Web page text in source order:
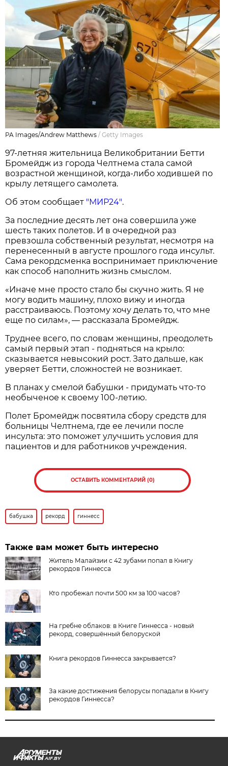
PA Images/Andrew Matthews /Getty Images
97-летняя жительница Великобритании Бетти
Бромейдж из города Челтнема стала самой
возрастной женщиной, когда-либо ходившей по
крылу летящего самолета.
Об этом сообщает "МИР24".
За последние десять лет она совершила уже
шесть таких полетов. И в очередной раз
превзошла собственный результат, несмотря на
перенесенный в августе прошлого года инсульт.
Сама рекордсменка воспринимает приключение
как способ наполнить жизнь смыслом.
«Иначе мне просто стало бы скучно жить. Я не
могу водить машину, плохо вижу и иногда
расстраиваюсь. Поэтому хочу делать то, что мне
еще по силам», — рассказала Бромейдж.
Труднее всего, по словам женщины, преодолеть
самый первый этап - подняться на крыло:
сказывается невысокий рост. Зато дальше, как
уверяет Бетти, сложностей не возникает.
В планах у смелой бабушки - придумать что-то
необыченое к своему 100-летию.
Полет Бромейдж посвятила сбору средств для
больницы Челтнема, где ее лечили после
инсульта: это поможет улучшить условия для
пациентов и для работников учреждения.
ОСТАВИТЬ КОММЕНТАРИЙ (0)
бабушка рекорд гиннесс
Также вам может быть интересно
Житель Малайзии с 42 зубами попал в Книгу
рекордов Гиннесса
Кто пробежал почти 500 км за 100 часов?
На гребне облаков: в Книге Гиннесса - новый
рекорд, совершённый белоруской
Книга рекордов Гиннесса закрывается?
За какие достижения белорусы попадали в Книгу
рекордов Гиннесса?
AIF.BY